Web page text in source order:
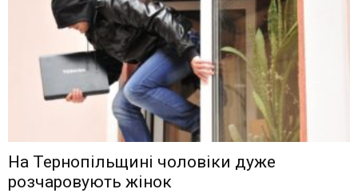
На Тернопільщині чоловіки дуже
розчаровують жінок